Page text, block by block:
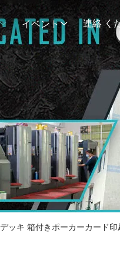
イベント
ッキ 箱付きポーカーカード印